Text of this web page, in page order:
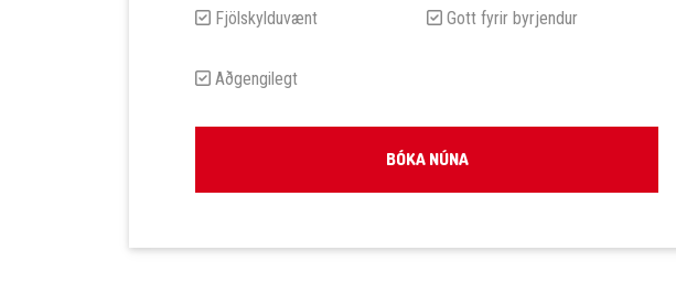
Fjölskylduvænt Gott fyrir byrjendur
Aðgengilegt
BÓKA NÚNA